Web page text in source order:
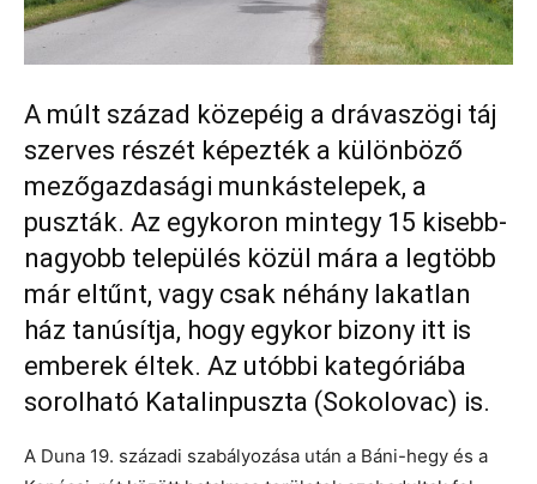
A múlt század közepéig a drávaszögi táj
szerves részét képezték a különböző
mezőgazdasági munkástelepek, a
puszták. Az egykoron mintegy 15 kisebb-
nagyobb település közül mára a legtöbb
már eltűnt, vagy csak néhány lakatlan
ház tanúsítja, hogy egykor bizony itt is
emberek éltek. Az utóbbi kategóriába
sorolható Katalinpuszta (Sokolovac) is.
A Duna 19. századi szabályozása után a Báni-hegy és a